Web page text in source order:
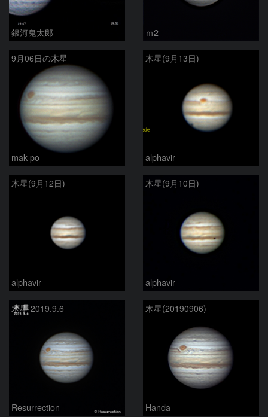
銀河鬼太郎 ｍ2
9月06日の木星
mak-po
木星(9月13日)
alphavir
木星(9月12日)
alphavir
木星(9月10日)
alphavir
木星 2019.9.6
Resurrection
木星(20190906)
Handa